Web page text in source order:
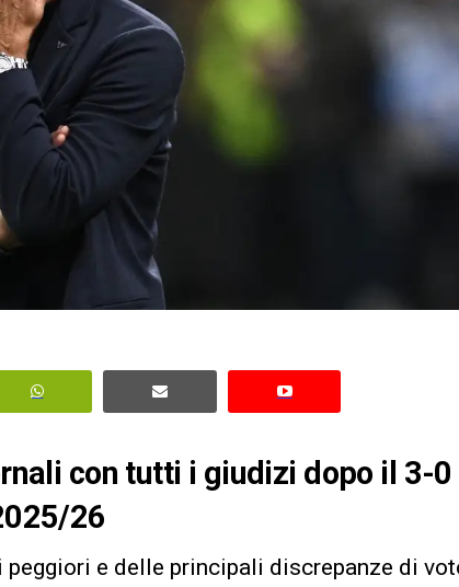
con tutti i giudizi dopo il 3-0
26
e delle principali discrepanze di